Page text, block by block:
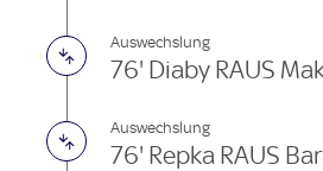
Auswechslung
76' Diaby RAUS
Auswechslung
76' Repka RAUS